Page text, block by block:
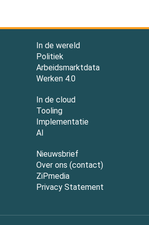
In de wereld
Politiek
Arbeidsmarktdata
Werken 4.0
In de cloud
Tooling
Implementatie
AI
Nieuwsbrief
Over ons (contact)
ZiPmedia
Privacy Statement